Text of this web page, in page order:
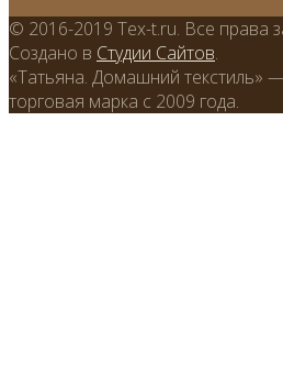
© 2016-2019 Tex-t.ru. Все права
Создано в Студии Сайтов.
«Татьяна. Домашний текстиль»
торговая марка с 2009 года.